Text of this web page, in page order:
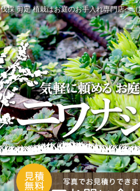
伐採 剪定 植栽はお庭のお手入れ専門店へ